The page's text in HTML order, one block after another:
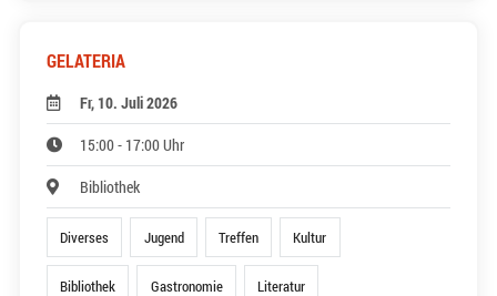
GELATERIA
Fr, 10. Juli 2026
15:00 - 17:00 Uhr
Bibliothek
Diverses Jugend Treffen Kultur
Bibliothek Gastronomie Literatur